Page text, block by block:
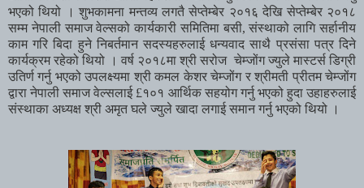
भएको थियो । शुभकामना मन्तव्य लगतै सेप्तेम्बेर २०१६ देखि सेप्तेम्बेर २०१८
सम्म नेपाली समाज वेल्सको कार्यकारी समितिमा बसी,संस्थाको लागि सर्हानीय
काम गरि बिदा हुने निबर्तमान सदस्यहरुलाई धन्यवाद साथै प्रसंसा पत्र दिने
कार्यक्रम रहेको थियो । वर्ष २०१८मा श्री सरोज चेम्जोंग ज्युले मास्टर्स डिग्री
उतिर्ण गर्नु भएको उपलक्ष्यमा श्री कमल केशर चेम्जोंग रश्रीमती प्रीतम चेम्जोंग
द्वारा नेपाली समाज वेल्सलाई £१०१ आर्थिक सहयोग गर्नु भएको हुदा उहाहरुलाई
संस्थाका अध्यक्ष श्री अमृत घले ज्युले खादा लगाई समान गर्नु भएको थियो ।